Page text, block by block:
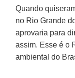
Quando
no Rio Grande
aprovaria para
assim. Esse é o
ambiental do